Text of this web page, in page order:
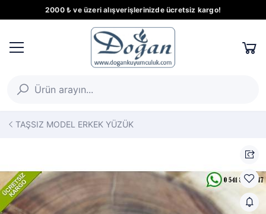
2000 ₺ ve üzeri alışverişlerinizde ücretsiz kargo!
TAŞSIZ MODEL ERKEK YÜZÜK